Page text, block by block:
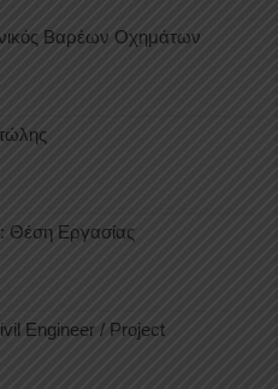
Βαρέων Οχημάτων
Θέση Εργασίας
Engineer / Project